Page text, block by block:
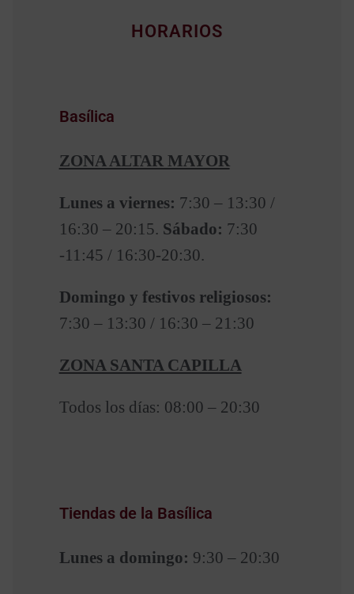
HORARIOS
Basílica
ZONA ALTAR MAYOR
Lunes a viernes: 7:30 – 13:30 /
16:30 – 20:15. Sábado: 7:30
-11:45 / 16:30-20:30.
Domingo y festivos religiosos:
7:30 – 13:30 / 16:30 – 21:30
ZONA SANTA CAPILLA
Todos los días: 08:00 – 20:30
Tiendas de la Basílica
Lunes a domingo: 9:30 – 20:30